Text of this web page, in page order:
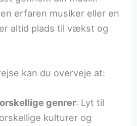
erfaren musiker eller en
altid plads til vækst og
kan du overveje at:
genrer: Lyt til
kulturer og